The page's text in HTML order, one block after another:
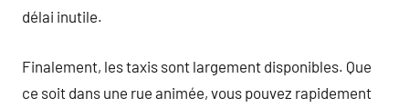
délai inutile.
Finalement, les taxis sont largement disponibles. Que
ce soit dans une rue animée, vous pouvez rapidement